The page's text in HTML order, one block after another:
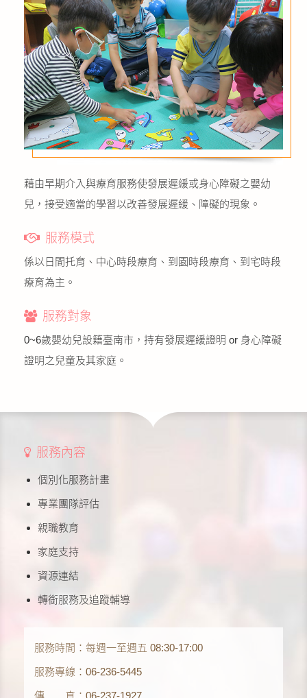
藉由早期介入與療育服務使發展遲緩或身心障礙之嬰幼
兒，接受適當的學習以改善發展遲緩、障礙的現象。
服務模式
係以日間托育、中心時段療育、到園時段療育、到宅時段
療育為主。
服務對象
0~6歲嬰幼兒設籍臺南市，持有發展遲緩證明 or 身心障礙
證明之兒童及其家庭。
服務內容
個別化服務計畫
專業團隊評估
親職教育
家庭支持
資源連結
轉銜服務及追蹤輔導
服務時間：每週一至週五 08:30-17:00
服務專線：06-236-5445
傳 真：06-237-1927